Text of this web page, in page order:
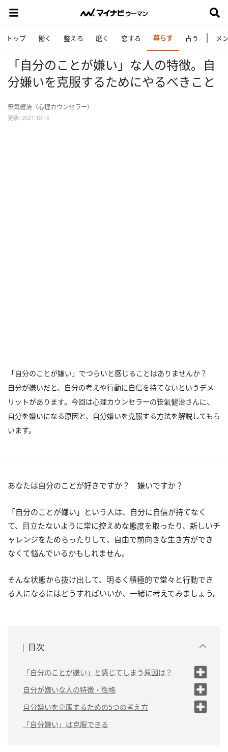
トップ 働く 整える 磨く 恋する 暮らす 占う メ
「自分のことが嫌い」な人の特徴。自
分嫌いを克服するためにやるべきこと
笹氣健治（心理カウンセラー）
更新: 2021.10.16
「自分のことが嫌い」でつらいと感じることはありませんか？
自分が嫌いだと、自分の考えや行動に自信を持てないというデメ
リットがあります。今回は心理カウンセラーの笹氣健治さんに、
自分を嫌いになる原因と、自分嫌いを克服する方法を解説してもら
います。
あなたは自分のことが好きですか？ 嫌いですか？
「自分のことが嫌い」という人は、自分に自信が持てなく
て、目立たないように常に控えめな態度を取ったり、新しいチ
ャレンジをためらったりして、自由で前向きな生き方ができ
なくて悩んでいるかもしれません。
そんな状態から抜け出して、明るく積極的で堂々と行動でき
る人になるにはどうすればいいか、一緒に考えてみましょう。
目次
「自分のことが嫌い」と感じてしまう原因は？
具体的に自分のどこが嫌
い？
なぜそこが嫌い？
自分が嫌いな人の特徴・性格
（1）自分の悪いところばかりに注目する
（2）自分より優秀な人と比較する
自分嫌いを克服するための5つの考え方
（1）「自分が嫌い」と思うことをやめる
「自分嫌い」は克服できる